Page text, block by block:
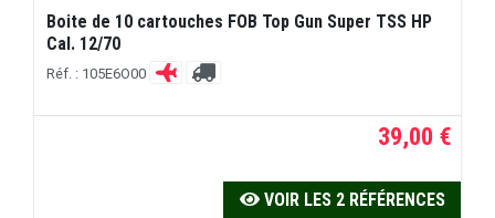
Boite de 10 cartouches FOB Top Gun Super TSS HP
Cal. 12/70
Réf. : 105E6O00
39,00 €
VOIR LES 2 RÉFÉRENCES